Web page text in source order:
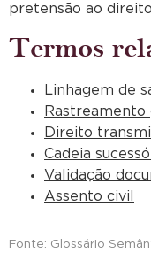
pretensão ao
Termos
Linhagem de
Rastreamento
Direito
Cadeia
Validação
Assento civil
Fonte: Glossário